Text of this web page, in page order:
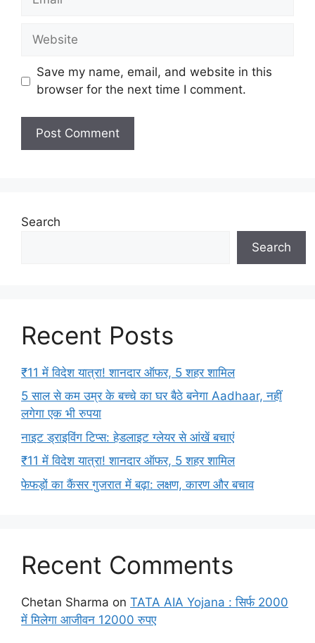
Website
Save my name, email, and website in this
browser for the next time I comment.
Search
Search
Recent Posts
₹11 में विदेश यात्रा! शानदार ऑफर, 5 शहर शामिल
5 साल से कम उम्र के बच्चे का घर बैठे बनेगा Aadhaar, नहीं
लगेगा एक भी रुपया
नाइट ड्राइविंग टिप्स: हेडलाइट ग्लेयर से आंखें बचाएं
₹11 में विदेश यात्रा! शानदार ऑफर, 5 शहर शामिल
फेफड़ों का कैंसर गुजरात में बढ़ा: लक्षण, कारण और बचाव
Recent Comments
Chetan Sharma on TATA AIA Yojana : सिर्फ 2000
में मिलेगा आजीवन 12000 रुपए